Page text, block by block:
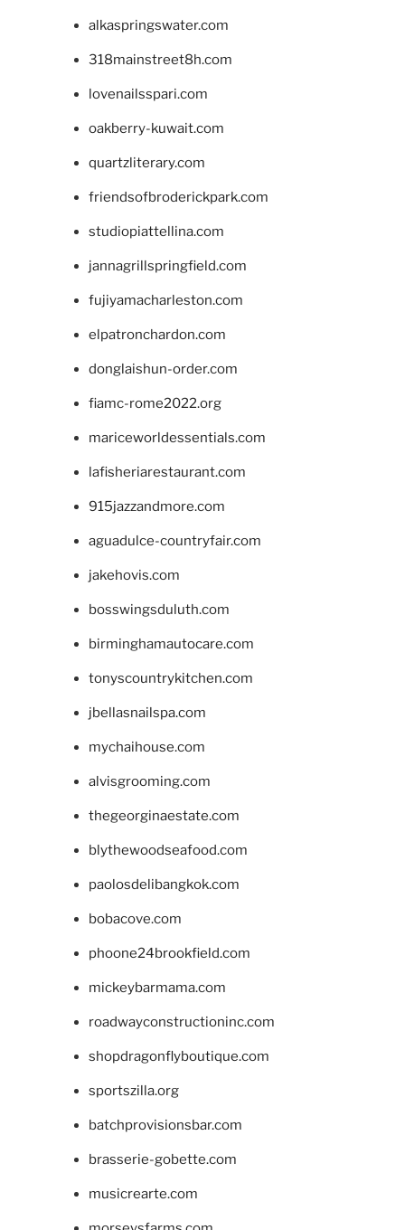
alkaspringswater.com
318mainstreet8h.com
lovenailsspari.com
oakberry-kuwait.com
quartzliterary.com
friendsofbroderickpark.com
studiopiattellina.com
jannagrillspringfield.com
fujiyamacharleston.com
elpatronchardon.com
donglaishun-order.com
fiamc-rome2022.org
mariceworldessentials.com
lafisheriarestaurant.com
915jazzandmore.com
aguadulce-countryfair.com
jakehovis.com
bosswingsduluth.com
birminghamautocare.com
tonyscountrykitchen.com
jbellasnailspa.com
mychaihouse.com
alvisgrooming.com
thegeorginaestate.com
blythewoodseafood.com
paolosdelibangkok.com
bobacove.com
phoone24brookfield.com
mickeybarmama.com
roadwayconstructioninc.com
shopdragonflyboutique.com
sportszilla.org
batchprovisionsbar.com
brasserie-gobette.com
musicrearte.com